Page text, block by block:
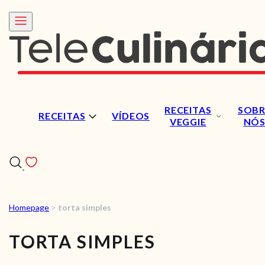
RECEITAS VÍDEOS
RECEITAS
VEGGIE
NÓS
VÍDEOS
Homepage > torta simples
TORTA SIMPLES